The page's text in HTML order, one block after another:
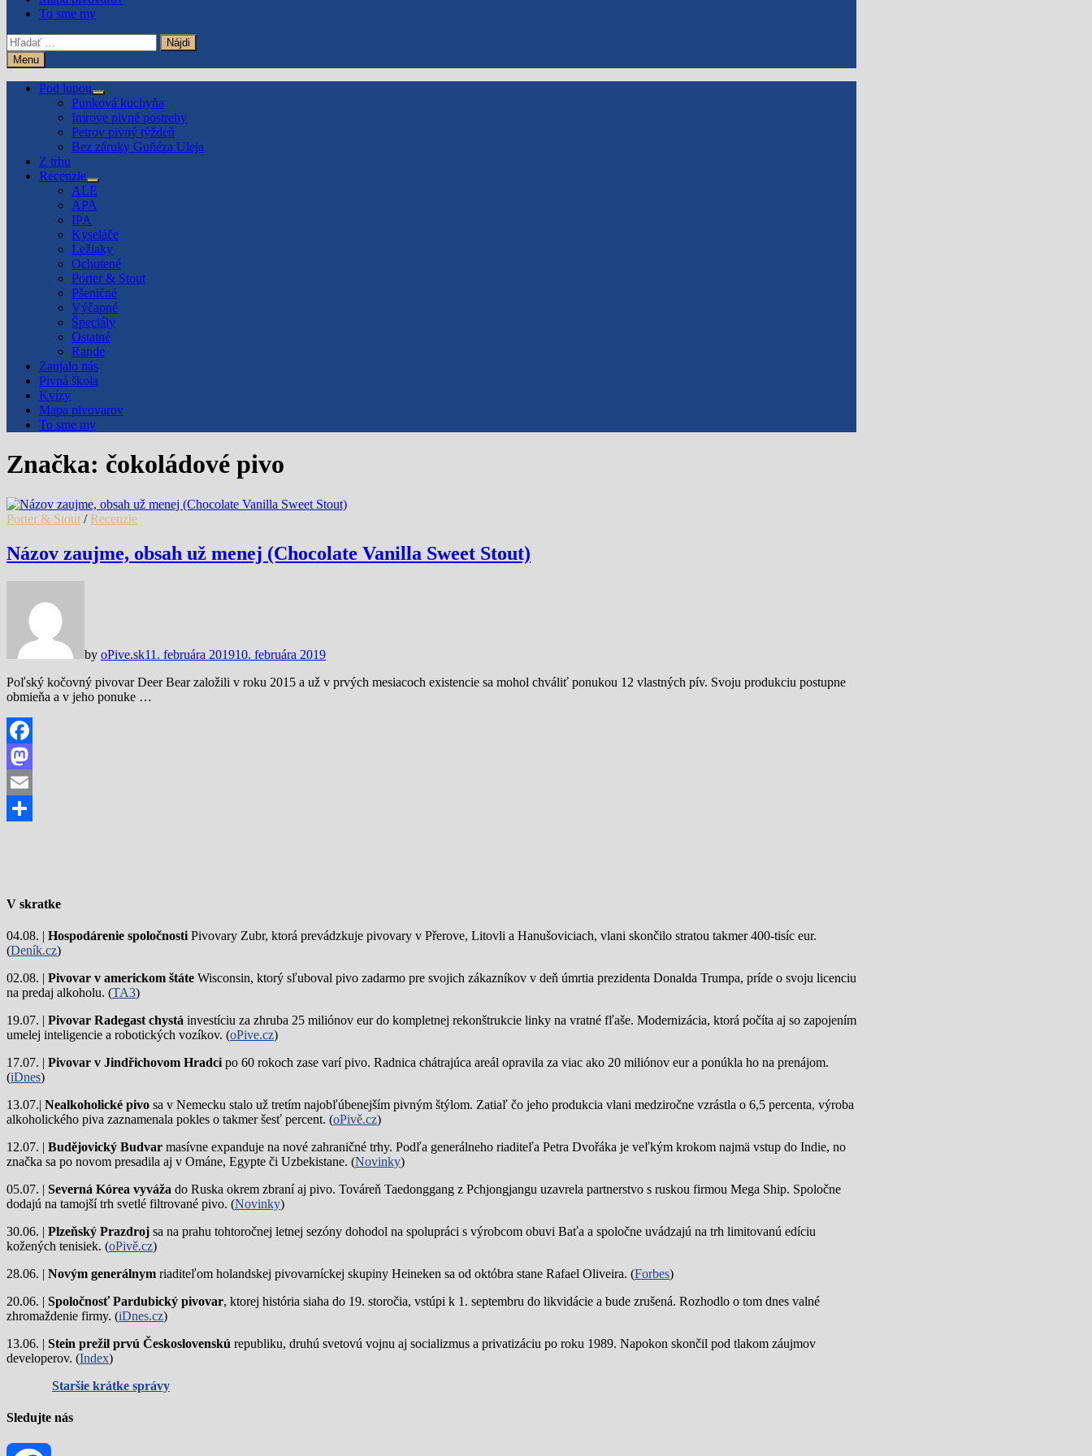
To sme my
Hľadať:
Menu
Pod lupou
Show
sub
menu
Punková kuchyňa
Imrove pivné postrehy
Petrov pivný týždeň
Bez záruky Guñéza Uleja
Z trhu
Recenzie
Show
sub
menu
ALE
APA
IPA
Kyseláče
Ležiaky
Ochutené
Porter & Stout
Pšeničné
Výčapné
Špeciály
Ostatné
Rande
Zaujalo nás
Pivná škola
Kvízy
Mapa pivovarov
To sme my
Značka: čokoládové pivo
Porter & Stout / Recenzie
Názov zaujme, obsah už menej (Chocolate Vanilla Sweet Stout)
by oPive.sk11. februára 201910. februára 2019
Poľský kočovný pivovar Deer Bear založili v roku 2015 a už v prvých mesiacoch existencie sa mohol chváliť ponukou 12 vlastných pív. Svoju produkciu postupne
obmieňa a v jeho ponuke …
Facebook
Mastodon
Email
V skratke
04.08. | Hospodárenie spoločnosti Pivovary Zubr, ktorá prevádzkuje pivovary v Přerove, Litovli a Hanušoviciach, vlani skončilo stratou takmer 400-tisíc eur.
(Deník.cz)
02.08. | Pivovar v americkom štáte Wisconsin, ktorý sľuboval pivo zadarmo pre svojich zákazníkov v deň úmrtia prezidenta Donalda Trumpa, príde o svoju licenciu
na predaj alkoholu. (TA3)
19.07. | Pivovar Radegast chystá investíciu za zhruba 25 miliónov eur do kompletnej rekonštrukcie linky na vratné fľaše. Modernizácia, ktorá počíta aj so zapojením
umelej inteligencie a robotických vozíkov. (oPive.cz)
17.07. | Pivovar v Jindřichovom Hradci po 60 rokoch zase varí pivo. Radnica chátrajúca areál opravila za viac ako 20 miliónov eur a ponúkla ho na prenájom.
(iDnes)
13.07.| Nealkoholické pivo sa v Nemecku stalo už tretím najobľúbenejším pivným štýlom. Zatiaľ čo jeho produkcia vlani medziročne vzrástla o 6,5 percenta, výroba
alkoholického piva zaznamenala pokles o takmer šesť percent. (oPivě.cz)
12.07. | Budějovický Budvar masívne expanduje na nové zahraničné trhy. Podľa generálneho riaditeľa Petra Dvořáka je veľkým krokom najmä vstup do Indie, no
značka sa po novom presadila aj v Ománe, Egypte či Uzbekistane. (Novinky)
05.07. | Severná Kórea vyváža do Ruska okrem zbraní aj pivo. Továreň Taedonggang z Pchjongjangu uzavrela partnerstvo s ruskou firmou Mega Ship. Spoločne
dodajú na tamojší trh svetlé filtrované pivo. (Novinky)
30.06. | Plzeňský Prazdroj sa na prahu tohtoročnej letnej sezóny dohodol na spolupráci s výrobcom obuvi Baťa a spoločne uvádzajú na trh limitovanú edíciu
kožených tenisiek. (oPivě.cz)
28.06. | Novým generálnym riaditeľom holandskej pivovarníckej skupiny Heineken sa od októbra stane Rafael Oliveira. (Forbes)
20.06. | Spoločnosť Pardubický pivovar, ktorej história siaha do 19. storočia, vstúpi k 1. septembru do likvidácie a bude zrušená. Rozhodlo o tom dnes valné
zhromaždenie firmy. (iDnes.cz)
13.06. | Stein prežil prvú Československú republiku, druhú svetovú vojnu aj socializmus a privatizáciu po roku 1989. Napokon skončil pod tlakom záujmov
developerov. (Index)
Staršie krátke správy
Sledujte nás